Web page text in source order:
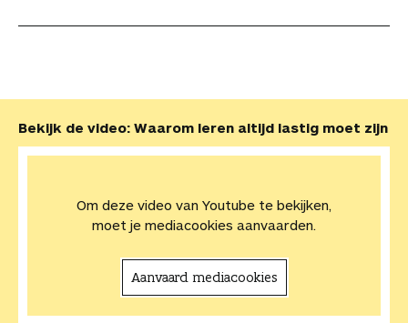
Bekijk de video: Waarom leren altijd lastig moet zijn
Om deze video van Youtube te bekijken,
moet je mediacookies aanvaarden.
Aanvaard mediacookies